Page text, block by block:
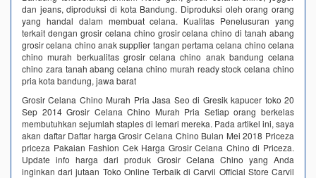
dan jeans, diproduksi di kota Bandung. Diproduksi oleh orang orang
yang handal dalam membuat celana. Kualitas Penelusuran yang
terkait dengan grosir celana chino grosir celana chino di tanah abang
grosir celana chino anak supplier tangan pertama celana chino celana
chino murah berkualitas grosir celana chino anak bandung celana
chino zara tanah abang celana chino murah ready stock celana chino
pria kota bandung, jawa barat
Grosir Celana Chino Murah Pria Jasa Seo di Gresik kapucer toko 20
Sep 2014 Grosir Celana Chino Murah Pria Setiap orang berkelas
membutuhkan sejumlah staples di lemari mereka. Pada artikel ini, saya
akan daftar Daftar harga Grosir Celana Chino Bulan Mei 2018 Priceza
priceza Pakaian Fashion Cek Harga Grosir Celana Chino di Priceza.
Update info harga dari produk Grosir Celana Chino yang Anda
inginkan dari jutaan Toko Online Terbaik di Carvil Official Store Carvil